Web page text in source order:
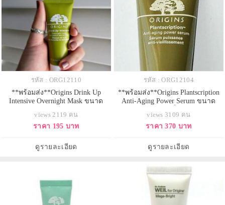
รหัส : ORG12110
**พร้อมส่ง**Origins Drink Up
Intensive Overnight Mask ขนาด
ช่วงกลางคืน เข้มข้นด้วยสารสกัด
จากธรรมชาติ ที่เติมระดับความชุ่ม
เสริมปราการโอบอุ้มป้องกันน้ำในผิว
ไม่ให้ระเหยไป ผิวจึงคงความชุ่มชื่น
views 2119 คน
ราคา 195 บาท
ดูรายละเอียด
รหัส : ORG12104
**พร้อมส่ง**Origins Plantscription
Anti-Aging Power Serum ขนาด
ล่าสุด เต็มเปี่ยมไปด้วยประสิทธิภาพ
ในการฟื้นบำรุงผิว ตรงเข้าดูแลทุก
ได้ถึงผิวที่ดูกระชับ อ่อนเยาว์เรียบ
เนียนขึ้น ด้วยสารสกัดจากเป
views 3109 คน
ราคา 370 บาท
ดูรายละเอียด